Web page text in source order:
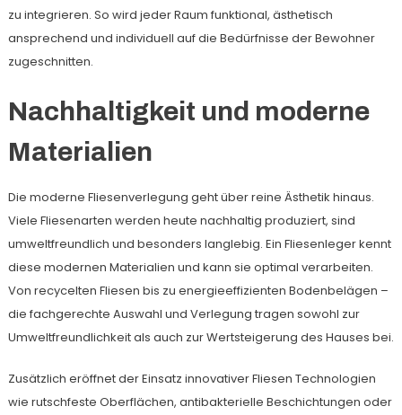
zu integrieren. So wird jeder Raum funktional, ästhetisch
ansprechend und individuell auf die Bedürfnisse der Bewohner
zugeschnitten.
Nachhaltigkeit und moderne
Materialien
Die moderne Fliesenverlegung geht über reine Ästhetik hinaus.
Viele Fliesenarten werden heute nachhaltig produziert, sind
umweltfreundlich und besonders langlebig. Ein Fliesenleger kennt
diese modernen Materialien und kann sie optimal verarbeiten.
Von recycelten Fliesen bis zu energieeffizienten Bodenbelägen –
die fachgerechte Auswahl und Verlegung tragen sowohl zur
Umweltfreundlichkeit als auch zur Wertsteigerung des Hauses bei.
Zusätzlich eröffnet der Einsatz innovativer Fliesen Technologien
wie rutschfeste Oberflächen, antibakterielle Beschichtungen oder